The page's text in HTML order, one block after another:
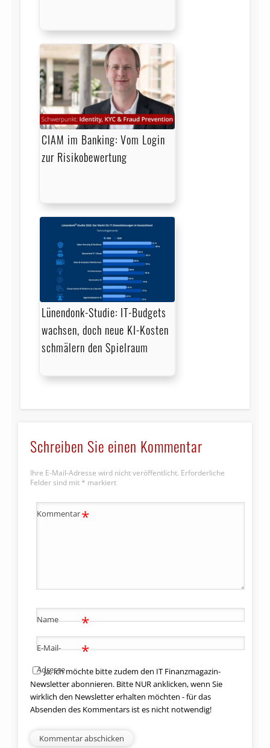
CIAM im Banking: Vom Login
zur Risikobewertung
Lünendonk-Studie: IT-Budgets
wachsen, doch neue KI-Kosten
schmälern den Spielraum
Schreiben Sie einen Kommentar
Ihre E-Mail-Adresse wird nicht veröffentlicht. Erforderliche
Felder sind mit * markiert
Kommentar*
Name *
E-Mail-
Adresse
*
Ja, ich möchte bitte zudem den IT Finanzmagazin-
Newsletter abonnieren. Bitte NUR anklicken, wenn Sie
wirklich den Newsletter erhalten möchten - für das
Absenden des Kommentars ist es nicht notwendig!